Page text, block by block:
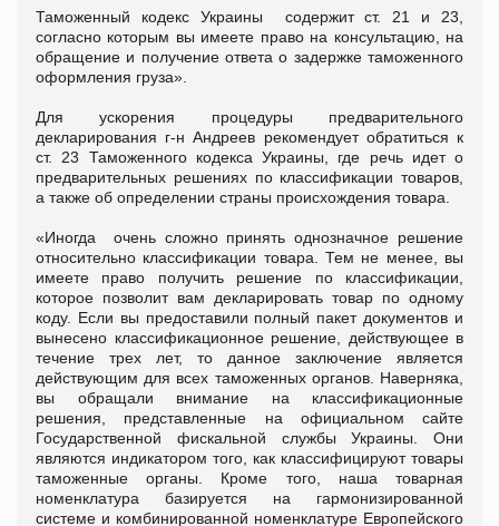
Таможенный кодекс Украины содержит ст. 21 и 23,
согласно которым вы имеете право на консультацию, на
обращение и получение ответа о задержке таможенного
оформления груза».
Для ускорения процедуры предварительного
декларирования г-н Андреев рекомендует обратиться к
ст. 23 Таможенного кодекса Украины, где речь идет о
предварительных решениях по классификации товаров,
а также об определении страны происхождения товара.
«Иногда очень сложно принять однозначное решение
относительно классификации товара. Тем не менее, вы
имеете право получить решение по классификации,
которое позволит вам декларировать товар по одному
коду. Если вы предоставили полный пакет документов и
вынесено классификационное решение, действующее в
течение трех лет, то данное заключение является
действующим для всех таможенных органов. Наверняка,
вы обращали внимание на классификационные
решения, представленные на официальном сайте
Государственной фискальной службы Украины. Они
являются индикатором того, как классифицируют товары
таможенные органы. Кроме того, наша товарная
номенклатура базируется на гармонизированной
системе и комбинированной номенклатуре Европейского